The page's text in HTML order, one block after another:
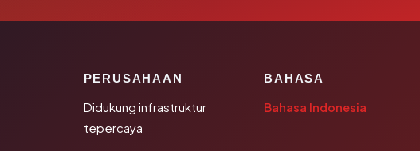
PERUSAHAAN
Didukung infrastruktur
tepercaya
BAHASA
Bahasa Indonesia